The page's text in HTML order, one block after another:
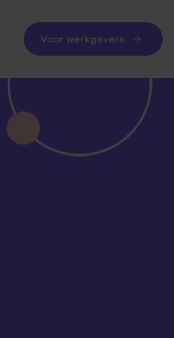
Voor werkgevers